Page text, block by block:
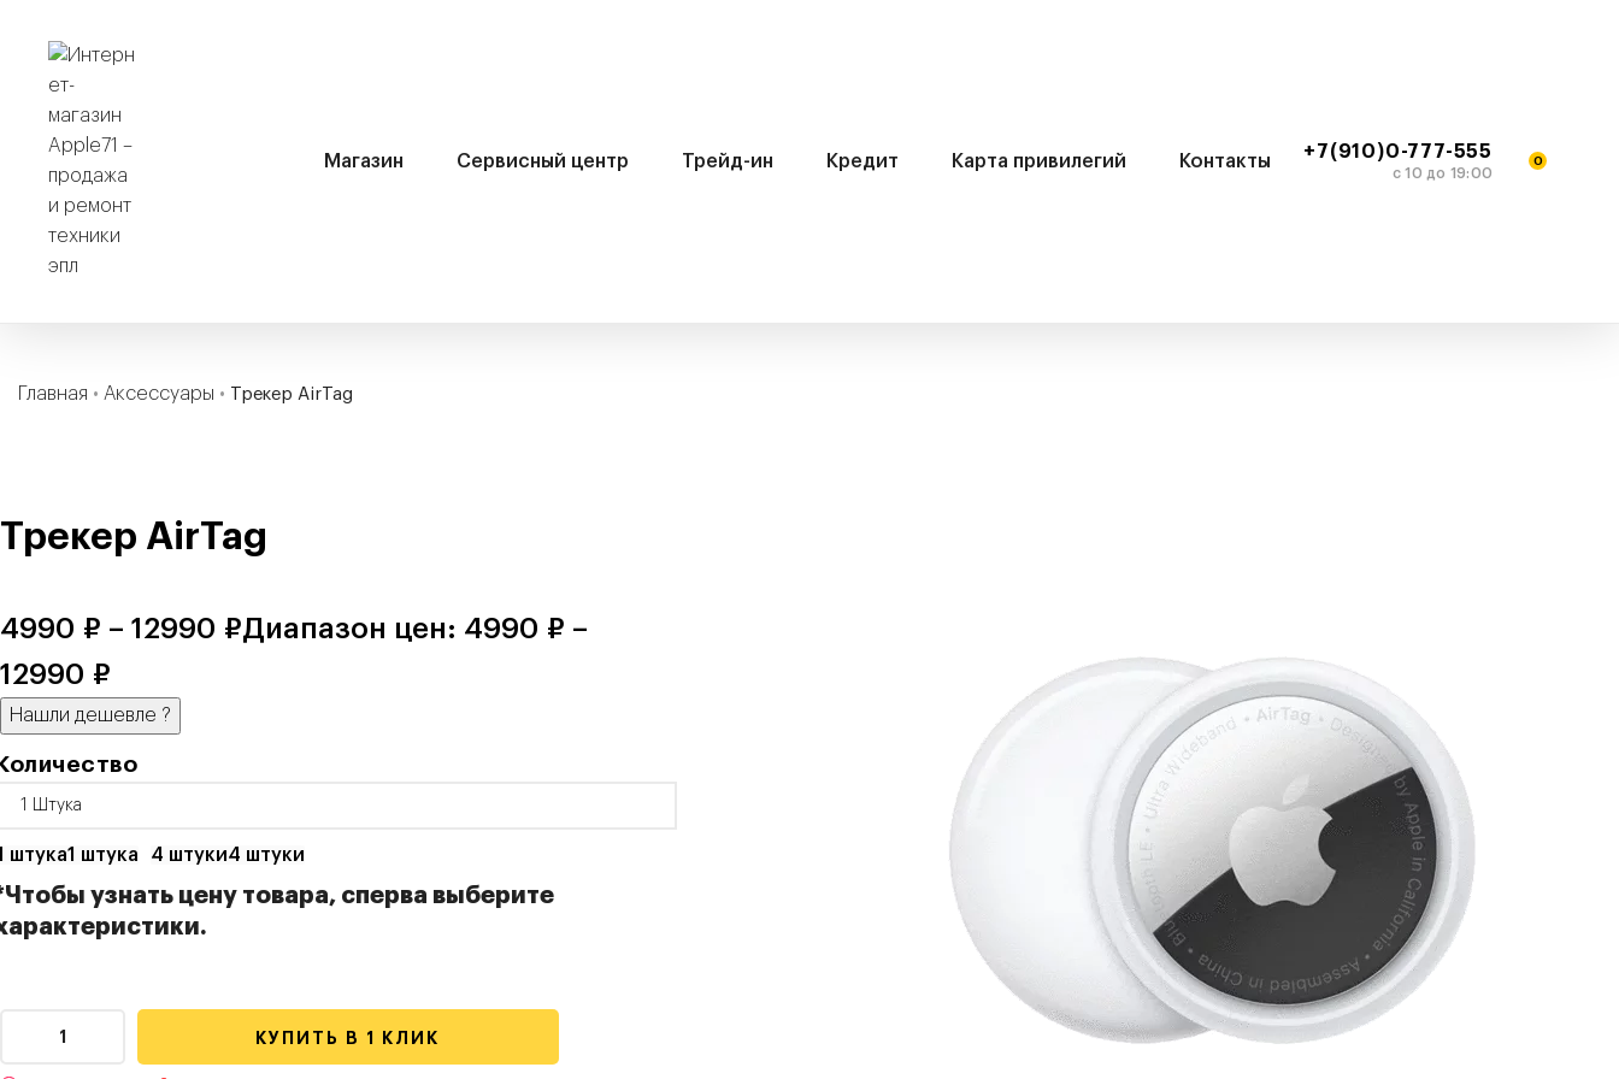
Магазин Сервисный центр Трейд-ин Кредит Карта привилегий Контакты +7(910)0-777-555
c 10 до 19:00
0
Главная • Аксессуары • Трекер AirTag
Трекер AirTag
4990 ₽ – 12990 ₽Диапазон цен: 4990 ₽ –
12990 ₽
Нашли дешевле ?
штука1 штука 4 штуки4 штуки
узнать цену товара, сперва выберите
КУПИТЬ В 1 КЛИК